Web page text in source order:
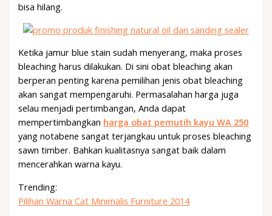
bisa hilang.
Ketika jamur blue stain sudah menyerang, maka proses
bleaching harus dilakukan. Di sini obat bleaching akan
berperan penting karena pemilihan jenis obat bleaching
akan sangat mempengaruhi. Permasalahan harga juga
selau menjadi pertimbangan, Anda dapat
mempertimbangkan harga obat pemutih kayu WA 250
yang notabene sangat terjangkau untuk proses bleaching
sawn timber. Bahkan kualitasnya sangat baik dalam
mencerahkan warna kayu.
Trending:
Pilihan Warna Cat Minimalis Furniture 2014